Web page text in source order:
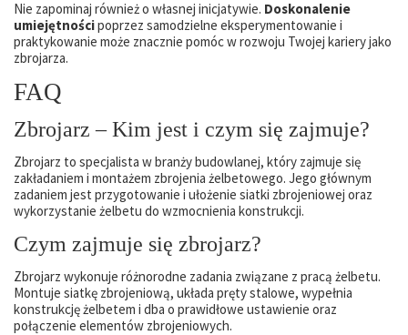
Nie zapominaj również o własnej inicjatywie. Doskonalenie
umiejętnościpoprzez samodzielne eksperymentowanie i
praktykowanie może znacznie pomóc w rozwoju Twojej kariery jako
zbrojarza.
FAQ
Zbrojarz – Kim jest i czym się zajmuje?
Zbrojarz to specjalista w branży budowlanej, który zajmuje się
zakładaniem i montażem zbrojenia żelbetowego. Jego głównym
zadaniem jest przygotowanie i ułożenie siatki zbrojeniowej oraz
wykorzystanie żelbetu do wzmocnienia konstrukcji.
Czym zajmuje się zbrojarz?
Zbrojarz wykonuje różnorodne zadania związane z pracą żelbetu.
Montuje siatkę zbrojeniową, układa pręty stalowe, wypełnia
konstrukcję żelbetem i dba o prawidłowe ustawienie oraz
połączenie elementów zbrojeniowych.